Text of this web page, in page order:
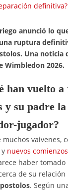
definitiva?
anunció lo
ruptura
Una noticia
Wimbledon 2026.
han vuelto
y su padre
jugador?
muchos vaivenes,
nuevos comienzos
haber tomado
de su
. Según